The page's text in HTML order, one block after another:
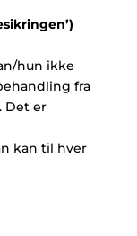
hun ikke
fra
Det er
kan til hver